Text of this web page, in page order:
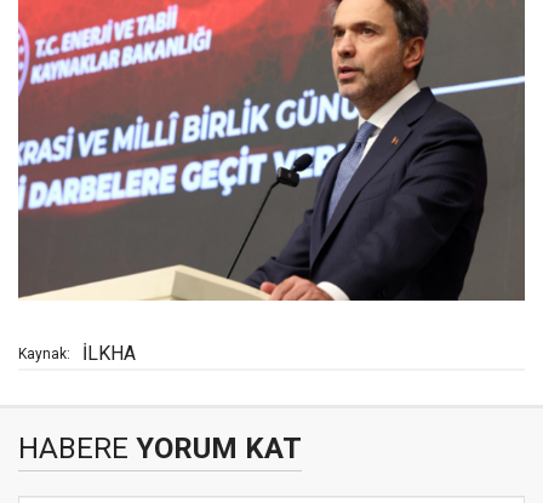
Kaynak: İLKHA
HABERE YORUM KAT